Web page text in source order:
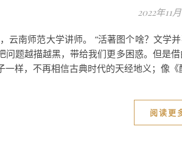
2022年11
云南师范大学讲师。 “活著图个啥？文学
问题越描越黑，带给我们更多困惑。但是
一样，不再相信古典时代的天经地义；像《
阅读更